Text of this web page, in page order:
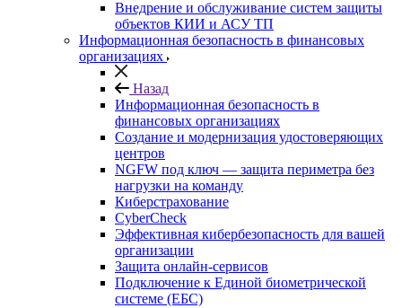
Внедрение и обслуживание систем защиты
объектов КИИ и АСУ ТП
Информационная безопасность в финансовых
организациях
Назад
Информационная безопасность в
финансовых организациях
Создание и модернизация удостоверяющих
центров
NGFW под ключ — защита периметра без
нагрузки на команду
Киберстрахование
CyberCheck
Эффективная кибербезопасность для вашей
организации
Защита онлайн-сервисов
Подключение к Единой биометрической
системе (ЕБС)